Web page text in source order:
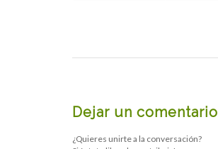
Dejar un comentario
¿Quieres unirte a la conversación?